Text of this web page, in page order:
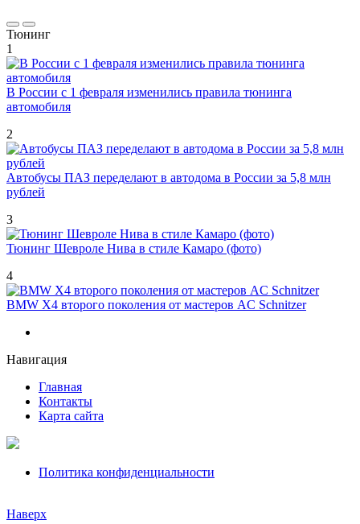
Тюнинг
1
В России с 1 февраля изменились правила тюнинга
автомобиля
2
Автобусы ПАЗ переделают в автодома в России за 5,8 млн
рублей
3
Тюнинг Шевроле Нива в стиле Камаро (фото)
4
BMW X4 второго поколения от мастеров AC Schnitzer
Навигация
Главная
Контакты
Карта сайта
Политика конфиденциальности
Наверх